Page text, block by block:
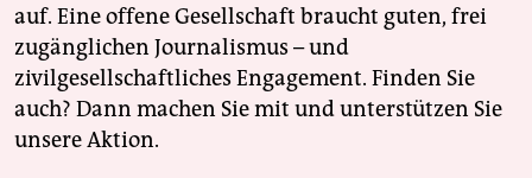
auf. Eine offene Gesellschaft braucht guten, frei
zugänglichen Journalismus – und
zivilgesellschaftliches Engagement. Finden Sie
auch? Dann machen Sie mit und unterstützen Sie
unsere Aktion.